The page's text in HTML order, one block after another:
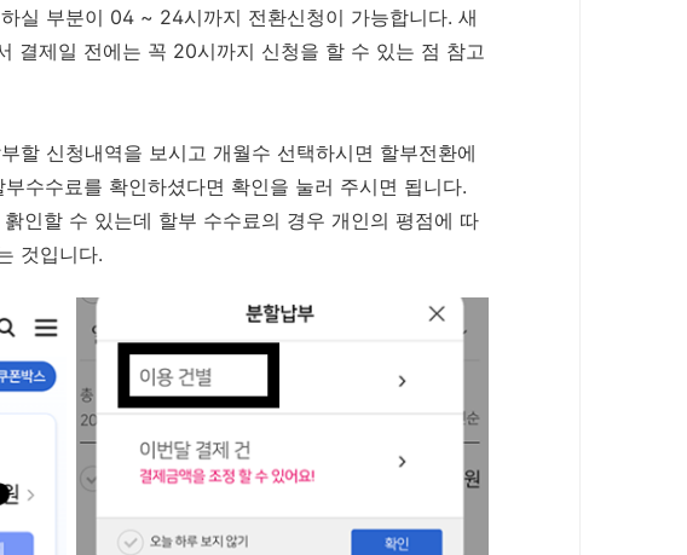
실 부분이 04 ~ 24시까지 전환신청이 가능합니다. 새
결제일 전에는 꼭 20시까지 신청을 할 수 있는 점 참고
할 신청내역을 보시고 개월수 선택하시면 할부전환에
수수료를 확인하셨다면 확인을 눌러 주시면 됩니다.
인할 수 있는데 할부 수수료의 경우 개인의 평점에 따
것입니다.